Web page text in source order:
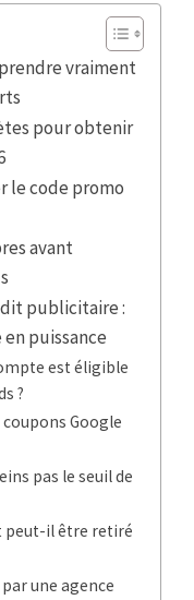
vraiment
pour obtenir
le code promo
avant
publicitaire :
puissance
est éligible
?
Google
pas le seuil de
peut-il être retiré
une agence